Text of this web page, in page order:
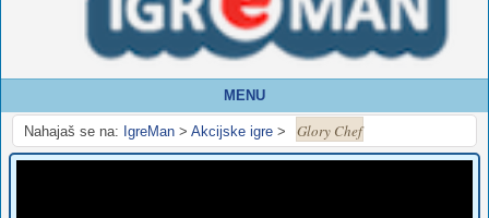
MENU
Nahajaš se na: IgreMan > Akcijske igre > Glory Chef